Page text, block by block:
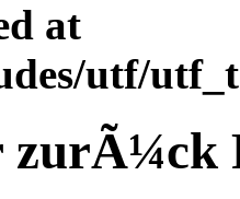
at
utf/
zurÃ¼ck